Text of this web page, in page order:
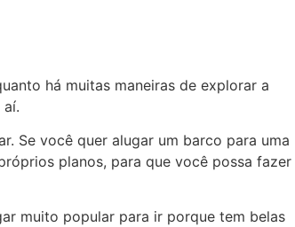
há muitas maneiras de explorar a
Se você quer alugar um barco para uma
planos, para que você possa fazer
muito popular para ir porque tem belas